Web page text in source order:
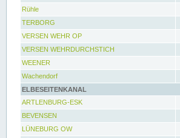
Rühle
TERBORG
VERSEN WEHR OP
VERSEN WEHRDURCHSTICH
WEENER
Wachendorf
ELBESEITENKANAL
ARTLENBURG-ESK
BEVENSEN
LÜNEBURG OW